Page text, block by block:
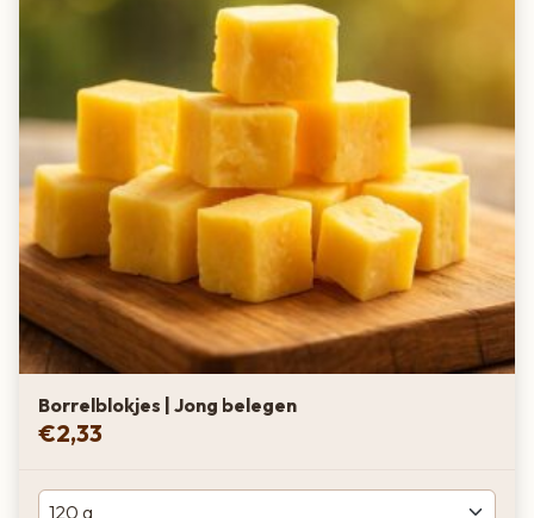
Borrelblokjes | Jong belegen
€2,33